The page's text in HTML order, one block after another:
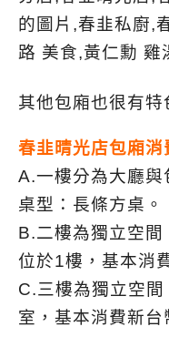
其他包廂也很有特
春韭晴光店包廂消
A.一樓分為大廳與
桌型：長條方桌。
B.二樓為獨立空
位於1樓，基本消
C.三樓為獨立空
室，基本消費新台